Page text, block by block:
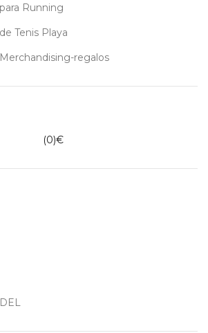
Running
Tenis Playa
regalos
(0)€